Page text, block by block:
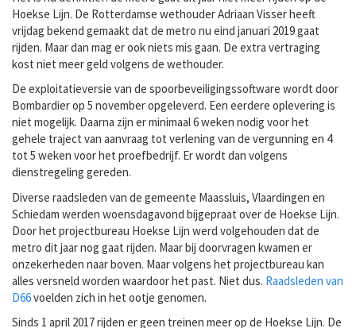
Hoekse Lijn. De Rotterdamse wethouder Adriaan Visser heeft
vrijdag bekend gemaakt dat de metro nu eind januari 2019 gaat
rijden. Maar dan mag er ook niets mis gaan. De extra vertraging
kost niet meer geld volgens de wethouder.
De exploitatieversie van de spoorbeveiligingssoftware wordt door
Bombardier op 5 november opgeleverd. Een eerdere oplevering is
niet mogelijk. Daarna zijn er minimaal 6 weken nodig voor het
gehele traject van aanvraag tot verlening van de vergunning en 4
tot 5 weken voor het proefbedrijf. Er wordt dan volgens
dienstregeling gereden.
Diverse raadsleden van de gemeente Maassluis, Vlaardingen en
Schiedam werden woensdagavond bijgepraat over de Hoekse Lijn.
Door het projectbureau Hoekse Lijn werd volgehouden dat de
metro dit jaar nog gaat rijden. Maar bij doorvragen kwamen er
onzekerheden naar boven. Maar volgens het projectbureau kan
alles versneld worden waardoor het past. Niet dus. Raadsleden van
D66voelden zich in het ootje genomen.
Sinds 1 april 2017 rijden er geen treinen meer op de Hoekse Lijn. De